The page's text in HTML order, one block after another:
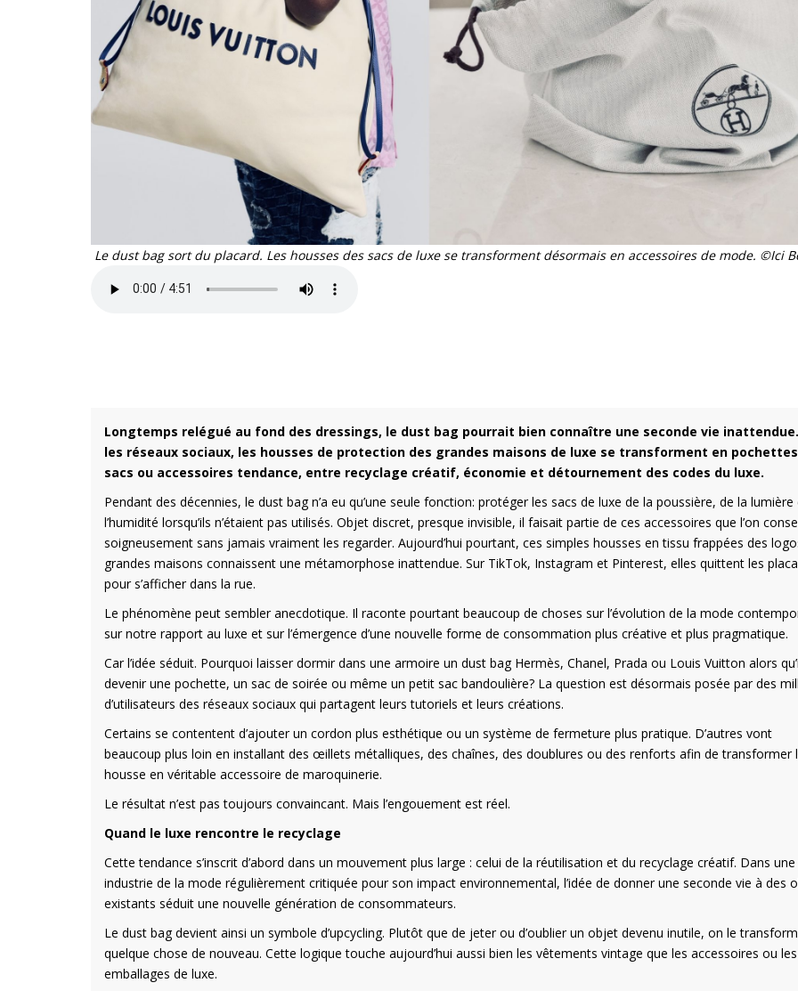
Le dust bag sort du placard. Les housses des sacs de luxe se transforment désormais en accessoires de mode. ©Ici
Longtemps relégué au fond des dressings, le dust bag pourrait bien connaître une seconde vie
les réseaux sociaux, les housses de protection des grandes maisons de luxe se transforment en
sacs ou accessoires tendance, entre recyclage créatif, économie et détournement des codes du luxe.
Pendant des décennies, le dust bag n’a eu qu’une seule fonction: protéger les sacs de luxe de la poussière, de la lumière
l’humidité lorsqu’ils n’étaient pas utilisés. Objet discret, presque invisible, il faisait partie de ces accessoires que l’on
soigneusement sans jamais vraiment les regarder. Aujourd’hui pourtant, ces simples housses en tissu frappées des
grandes maisons connaissent une métamorphose inattendue. Sur TikTok, Instagram et Pinterest, elles quittent les
pour s’afficher dans la rue.
Le phénomène peut sembler anecdotique. Il raconte pourtant beaucoup de choses sur l’évolution de la mode
sur notre rapport au luxe et sur l’émergence d’une nouvelle forme de consommation plus créative et plus pragmatique.
Car l’idée séduit. Pourquoi laisser dormir dans une armoire un dust bag Hermès, Chanel, Prada ou Louis Vuitton alors
devenir une pochette, un sac de soirée ou même un petit sac bandoulière? La question est désormais posée par des
d’utilisateurs des réseaux sociaux qui partagent leurs tutoriels et leurs créations.
Certains se contentent d’ajouter un cordon plus esthétique ou un système de fermeture plus pratique. D’autres vont
beaucoup plus loin en installant des œillets métalliques, des chaînes, des doublures ou des renforts afin de transformer
housse en véritable accessoire de maroquinerie.
Le résultat n’est pas toujours convaincant. Mais l’engouement est réel.
Quand le luxe rencontre le recyclage
Cette tendance s’inscrit d’abord dans un mouvement plus large : celui de la réutilisation et du recyclage créatif. Dans une
industrie de la mode régulièrement critiquée pour son impact environnemental, l’idée de donner une seconde vie à des
existants séduit une nouvelle génération de consommateurs.
Le dust bag devient ainsi un symbole d’upcycling. Plutôt que de jeter ou d’oublier un objet devenu inutile, on le
quelque chose de nouveau. Cette logique touche aujourd’hui aussi bien les vêtements vintage que les accessoires ou les
emballages de luxe.